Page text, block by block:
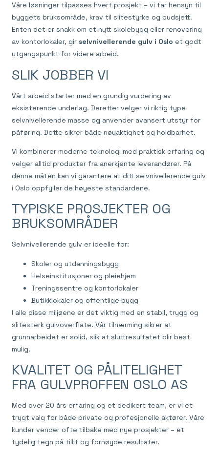
Våre løsninger tilpasses hvert prosjekt – vi tar hensyn til
byggets bruksområde, krav til slitestyrke og budsjett.
Enten det er snakk om et nytt skolebygg eller renovering
av kontorlokaler, gir selvnivellerende gulv i Oslo et godt
utgangspunkt for videre arbeid.
SLIK JOBBER VI
Vårt arbeid starter med en grundig vurdering av
eksisterende underlag. Deretter velger vi riktig type
selvnivellerende masse og anvender avansert utstyr for
påføring. Dette sikrer både nøyaktighet og holdbarhet.
Vi kombinerer moderne teknologi med praktisk erfaring og
velger alltid produkter fra anerkjente leverandører. På
denne måten kan vi garantere at ditt selvnivellerende gulv
i Oslo oppfyller de høyeste standardene.
TYPISKE PROSJEKTER OG
BRUKSOMRÅDER
Selvnivellerende gulv er ideelle for:
Skoler og utdanningsbygg
Helseinstitusjoner og pleiehjem
Treningssentre og kontorlokaler
Butikklokaler og offentlige bygg
I alle disse miljøene er det viktig med en stabil, trygg og
slitesterk gulvoverflate. Vår tilnærming sikrer at
grunnarbeidet er solid, slik at sluttresultatet blir best
mulig.
KVALITET OG PÅLITELIGHET
FRA GULVPROFFEN OSLO AS
Med over 20 års erfaring og et dedikert team, er vi et
trygt valg for både private og profesjonelle aktører. Våre
kunder vender ofte tilbake med nye prosjekter – et
tydelig tegn på tillit og fornøyde resultater.